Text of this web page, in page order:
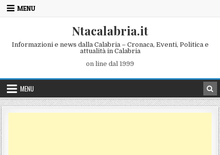
Skip to content
MENU
Ntacalabria.it
Informazioni e news dalla Calabria – Cronaca, Eventi, Politica e
attualità in Calabria
on line dal 1999
MENU